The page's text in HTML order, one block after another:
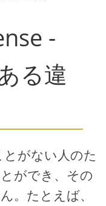
-
る違
がない人のた
ができ、その
。たとえば、